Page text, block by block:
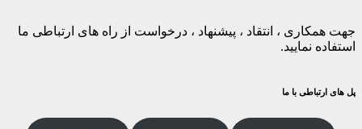
جهت همکاری ، انتقاد ، پیشنهاد ، درخواست از راه های ارتباطی ما
استفاده نمایید.
پل های ارتباطی با ما